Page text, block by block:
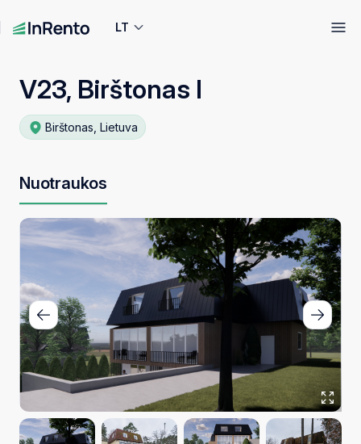
LT
V23, Birštonas I
Birštonas, Lietuva
Nuotraukos